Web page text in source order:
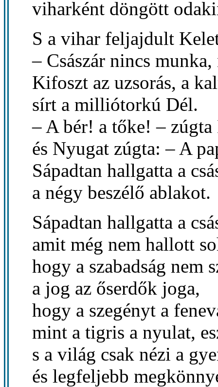
viharként döngött
S a vihar feljajdult
– Császár nincs
Kifoszt az uzsorás, a
sírt a milliótorkú Dél.
– A bér! a tőke! – zúgta
és Nyugat zúgta: – A
Sápadtan hallgatta a
a négy beszélő ablakot.
Sápadtan hallgatta a
amit még nem hallott
hogy a szabadság nem
a jog az őserdők joga,
hogy a szegényt a
mint a tigris a nyulat,
s a világ csak nézi a
és legfeljebb